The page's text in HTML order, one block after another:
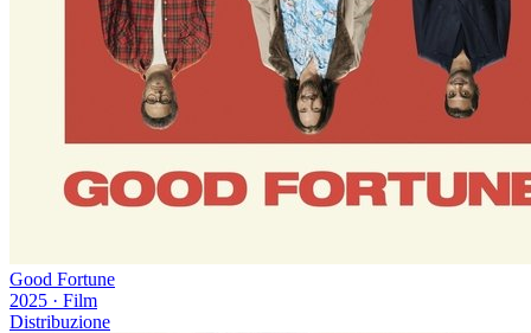
Good Fortune
2025 · Film
Distribuzione